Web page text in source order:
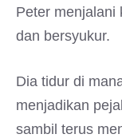
Peter menjalani
dan bersyukur.
Dia tidur di
menjadikan
sambil terus